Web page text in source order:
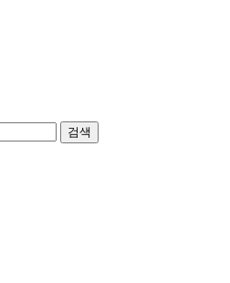
검색